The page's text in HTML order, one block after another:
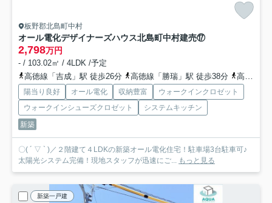
板野郡北島町中村
オール電化デザイナーズハウス北島町中村建売⑰
2,798万円
- / 103.02㎡ / 4LDK /予定
高徳線「吉成」駅 徒歩26分
高徳線「勝瑞」駅 徒歩38分 高徳線「池谷」駅 徒歩56分
陽当り良好 オール電化 収納豊富
ウォークインクロゼット
ウォークインシューズクロゼット
システムキッチン
新築
〇( ´ ▽ ` )／２階建て４LDKの新築オール電化住宅！駐車場3台駐車可♪
太陽光システム完備！現地スタッフが迅速にご... もっと見る
新築一戸建